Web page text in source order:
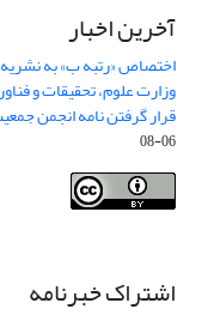
آخرین اخبار
اختصاص «رتبه ب» به نشریه
وزارت علوم، تحقیقات و
قرار گرفتن نامه انجمن
06-08
اشتراک خبرنامه